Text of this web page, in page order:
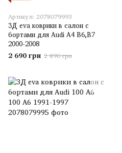
Артикул: 2078079993
3Д eva коврики в салон с
бортами для Audi A4 В6,B7
2000-2008
2 690 грн 2 890 грн